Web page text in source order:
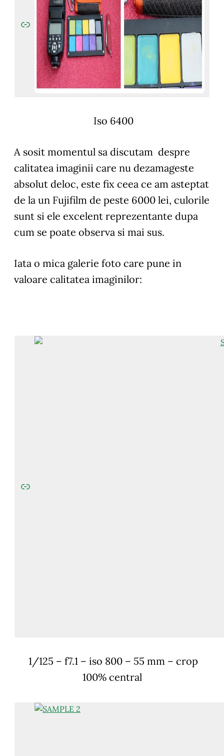
Iso 6400
A sosit momentul sa discutam despre
calitatea imaginii care nu dezamageste
absolut deloc, este fix ceea ce am asteptat
de la un Fujifilm de peste 6000 lei, culorile
sunt si ele excelent reprezentante dupa
cum se poate observa si mai sus.
Iata o mica galerie foto care pune in
valoare calitatea imaginilor:
1/125 – f7.1 – iso 800 – 55 mm – crop
100% central